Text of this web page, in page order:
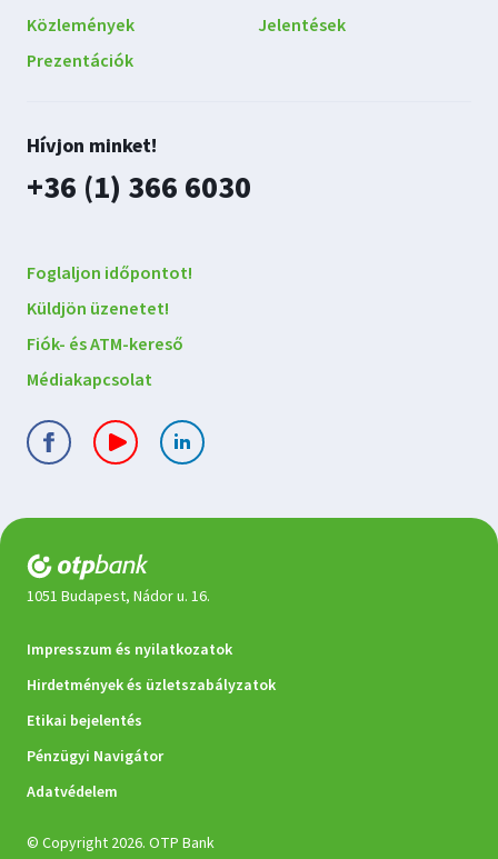
Közlemények
Jelentések
Prezentációk
Lépjen
kapcsolatba
velünk
Hívjon minket!
plusz
+36 (1) 366 6030
Foglaljon időpontot!
Küldjön üzenetet!
Fiók- és ATM-kereső
Médiakapcsolat
1051 Budapest, Nádor u. 16.
Jogi
dokumentumok
Impresszum és nyilatkozatok
Hirdetmények és üzletszabályzatok
Etikai bejelentés
Pénzügyi Navigátor
Adatvédelem
© Copyright 2026. OTP Bank